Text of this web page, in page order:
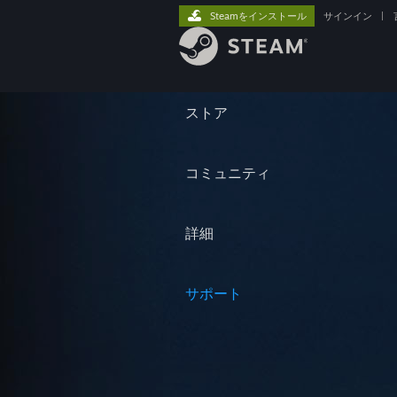
ストア
コミュニティ
詳細
サポート
Steamをインストール サインイン